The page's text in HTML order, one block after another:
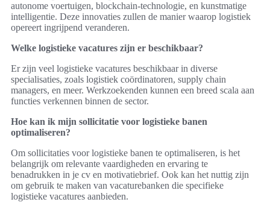
autonome voertuigen, blockchain-technologie, en kunstmatige
intelligentie. Deze innovaties zullen de manier waarop logistiek
opereert ingrijpend veranderen.
Welke logistieke vacatures zijn er beschikbaar?
Er zijn veel logistieke vacatures beschikbaar in diverse
specialisaties, zoals logistiek coördinatoren, supply chain
managers, en meer. Werkzoekenden kunnen een breed scala aan
functies verkennen binnen de sector.
Hoe kan ik mijn sollicitatie voor logistieke banen
optimaliseren?
Om sollicitaties voor logistieke banen te optimaliseren, is het
belangrijk om relevante vaardigheden en ervaring te
benadrukken in je cv en motivatiebrief. Ook kan het nuttig zijn
om gebruik te maken van vacaturebanken die specifieke
logistieke vacatures aanbieden.